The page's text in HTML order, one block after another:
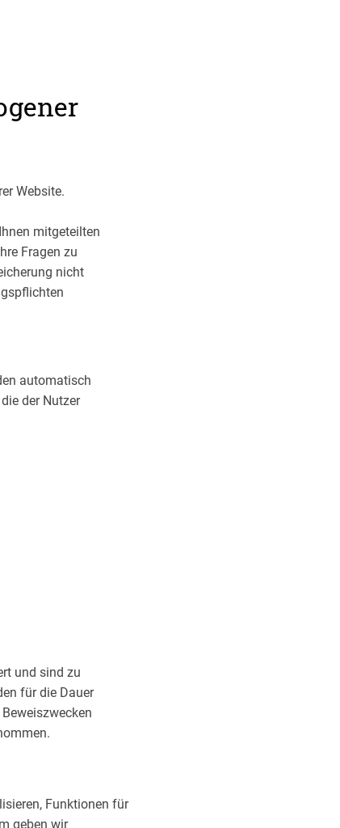
Website.
mitgeteilten
Fragen zu
nicht
automatisch
der Nutzer
und sind zu
für die Dauer
Funktionen für
geben wir